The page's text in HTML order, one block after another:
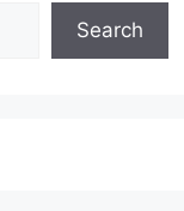
Search